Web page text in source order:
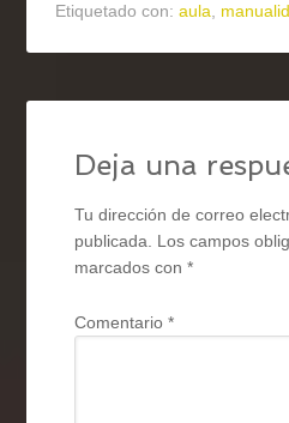
Etiquetado con:aula
Deja una
Tu dirección de correo
publicada.
Los campos
marcados con*
Comentario*